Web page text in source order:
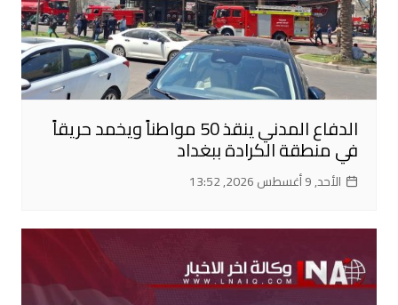
الدفاع المدني ينقذ 50 مواطناً ويخمد حريقاً
في منطقة الكرادة ببغداد
الأحد, 9 أغسطس 2026, 13:52